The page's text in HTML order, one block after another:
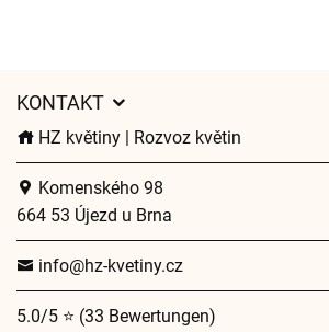
KONTAKT
HZ květiny | Rozvoz květin
Komenského 98
664 53 Újezd u Brna
info@hz-kvetiny.cz
5.0/5 ⭐ (33 Bewertungen)